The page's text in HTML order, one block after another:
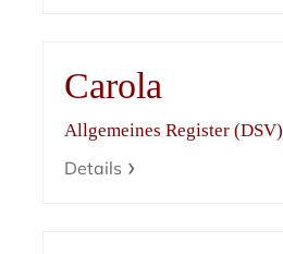
Carola
Allgemeines Register (DSV)
Details